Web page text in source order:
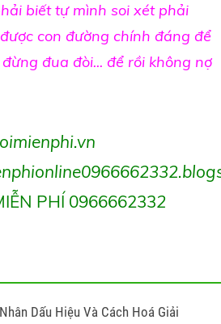
biết tự mình soi xét phải
con đường chính đáng để
đua đòi... để rồi không nợ
PHÍ 0966662332
Dấu Hiệu Và Cách Hoá Giải